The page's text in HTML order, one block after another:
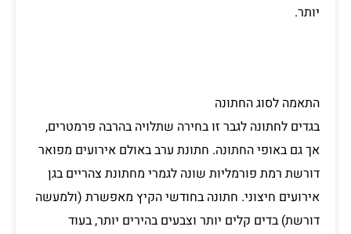
יותר.
התאמה לסוג החתונה
בגדים לחתונה לגבר זו בחירה שתלויה בהרבה פרמטרים,
אך גם באופי החתונה. חתונת ערב באולם אירועים מפואר
דורשת רמת פורמליות שונה לגמרי מחתונת צהריים בגן
אירועים חיצוני. חתונה בחודשי הקיץ מאפשרת (ולמעשה
דורשת) בדים קלים יותר וצבעים בהירים יותר, בעוד